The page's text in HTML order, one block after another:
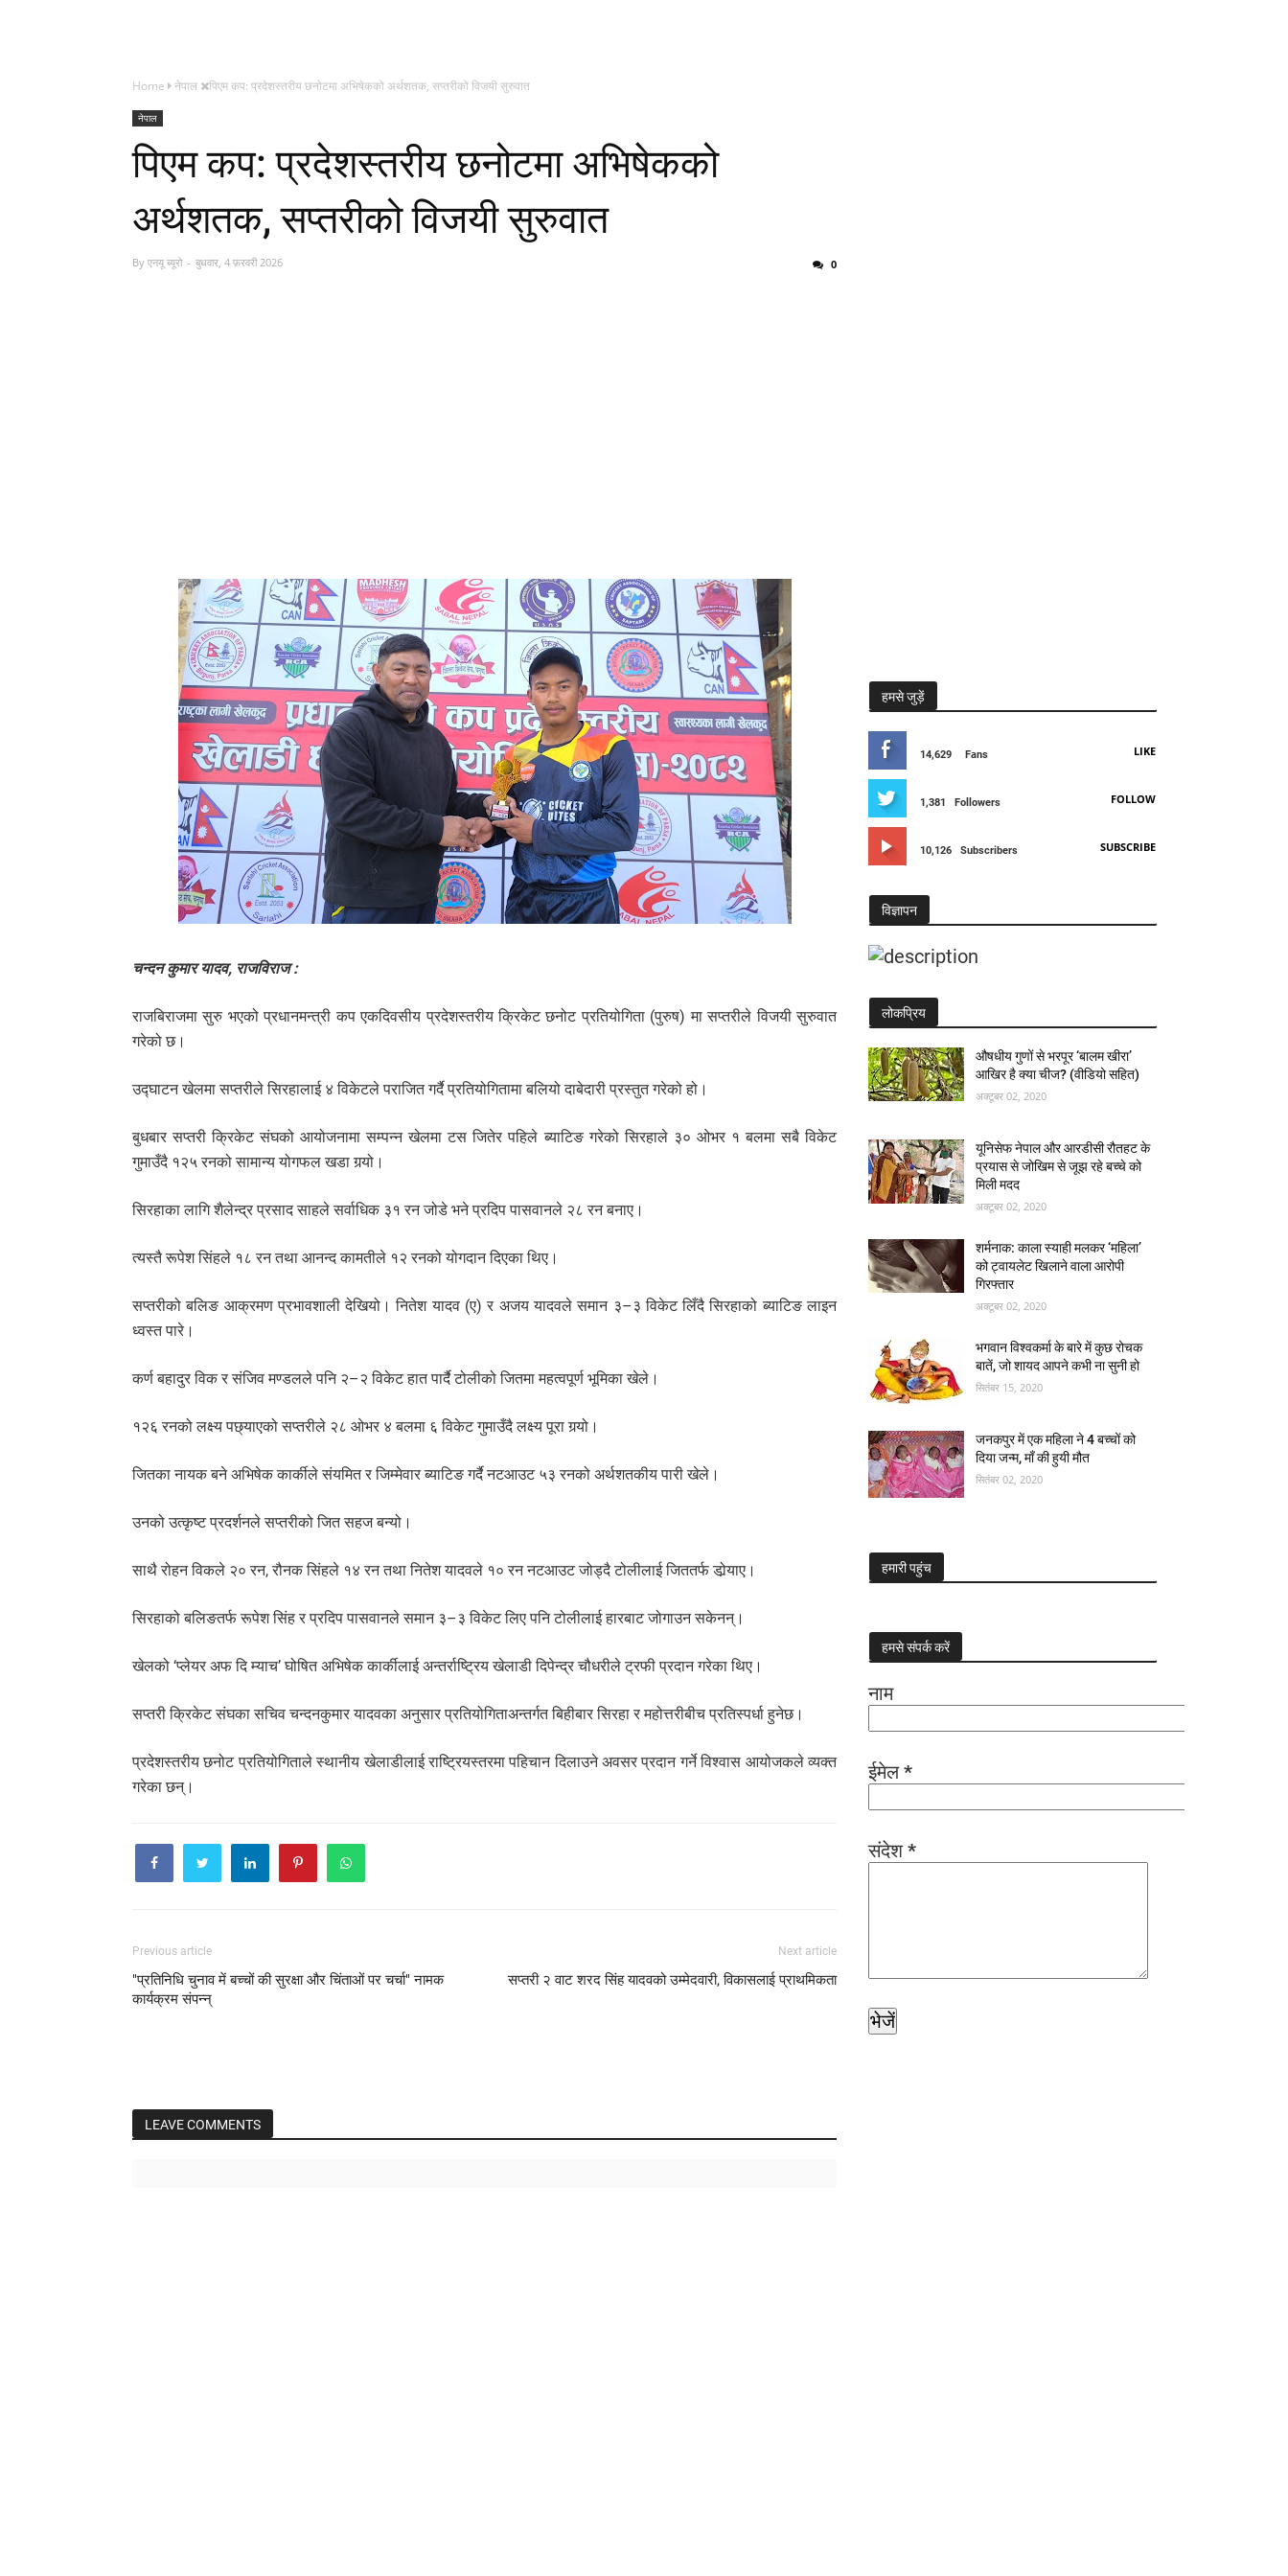
Home नेपाल पिएम कप: प्रदेशस्तरीय छनोटमा अभिषेकको अर्थशतक, सप्तरीको विजयी सुरुवात
नेपाल
पिएम कप: प्रदेशस्तरीय छनोटमा अभिषेकको
अर्थशतक, सप्तरीको विजयी सुरुवात
By एनयू ब्यूरो बुधवार, 4 फ़रवरी 2026 0
चन्दन कुमार यादव, राजविराज :
राजबिराजमा सुरु भएको प्रधानमन्त्री कप एकदिवसीय प्रदेशस्तरीय क्रिकेट छनोट प्रतियोगिता (पुरुष) मा सप्तरीले विजयी सुरुवात
गरेको छ।
उद्घाटन खेलमा सप्तरीले सिरहालाई ४ विकेटले पराजित गर्दै प्रतियोगितामा बलियो दाबेदारी प्रस्तुत गरेको हो।
बुधबार सप्तरी क्रिकेट संघको आयोजनामा सम्पन्न खेलमा टस जितेर पहिले ब्याटिङ गरेको सिरहाले ३० ओभर १ बलमा सबै विकेट
गुमाउँदै १२५ रनको सामान्य योगफल खडा गर्‍यो।
सिरहाका लागि शैलेन्द्र प्रसाद साहले सर्वाधिक ३१ रन जोडे भने प्रदिप पासवानले २८ रन बनाए।
त्यस्तै रूपेश सिंहले १८ रन तथा आनन्द कामतीले १२ रनको योगदान दिएका थिए।
सप्तरीको बलिङ आक्रमण प्रभावशाली देखियो। नितेश यादव (ए) र अजय यादवले समान ३–३ विकेट लिँदै सिरहाको ब्याटिङ लाइन
ध्वस्त पारे।
कर्ण बहादुर विक र संजिव मण्डलले पनि २–२ विकेट हात पार्दै टोलीको जितमा महत्वपूर्ण भूमिका खेले।
१२६ रनको लक्ष्य पछ्याएको सप्तरीले २८ ओभर ४ बलमा ६ विकेट गुमाउँदै लक्ष्य पूरा गर्‍यो।
जितका नायक बने अभिषेक कार्कीले संयमित र जिम्मेवार ब्याटिङ गर्दै नटआउट ५३ रनको अर्थशतकीय पारी खेले।
उनको उत्कृष्ट प्रदर्शनले सप्तरीको जित सहज बन्यो।
साथै रोहन विकले २० रन, रौनक सिंहले १४ रन तथा नितेश यादवले १० रन नटआउट जोड्दै टोलीलाई जिततर्फ डोर्‍याए।
सिरहाको बलिङतर्फ रूपेश सिंह र प्रदिप पासवानले समान ३–३ विकेट लिए पनि टोलीलाई हारबाट जोगाउन सकेनन्।
खेलको ‘प्लेयर अफ दि म्याच’ घोषित अभिषेक कार्कीलाई अन्तर्राष्ट्रिय खेलाडी दिपेन्द्र चौधरीले ट्रफी प्रदान गरेका थिए।
सप्तरी क्रिकेट संघका सचिव चन्दनकुमार यादवका अनुसार प्रतियोगिताअन्तर्गत बिहीबार सिरहा र महोत्तरीबीच प्रतिस्पर्धा हुनेछ।
प्रदेशस्तरीय छनोट प्रतियोगिताले स्थानीय खेलाडीलाई राष्ट्रियस्तरमा पहिचान दिलाउने अवसर प्रदान गर्ने विश्वास आयोजकले व्यक्त
गरेका छन्।
Previous article
"प्रतिनिधि चुनाव में बच्चों की सुरक्षा और चिंताओं पर चर्चा" नामक
कार्यक्रम संपन्न्
Next article
सप्तरी २ वाट शरद सिंह यादवको उम्मेदवारी, विकासलाई प्राथमिकता
LEAVE COMMENTS
हमसे जुड़ें
14,629 Fans LIKE
1,381 Followers FOLLOW
10,126 Subscribers SUBSCRIBE
विज्ञापन
लोकप्रिय
औषधीय गुणों से भरपूर ‘बालम खीरा’
आखिर है क्या चीज? (वीडियो सहित)
अक्टूबर 02, 2020
यूनिसेफ नेपाल और आरडीसी रौतहट के
प्रयास से जोखिम से जूझ रहे बच्चे को
मिली मदद
अक्टूबर 02, 2020
शर्मनाक: काला स्याही मलकर ‘महिला’
को ट्वायलेट खिलाने वाला आरोपी
गिरफ्तार
अक्टूबर 02, 2020
भगवान विश्वकर्मा के बारे में कुछ रोचक
बातें, जो शायद आपने कभी ना सुनी हो
सितंबर 15, 2020
जनकपुर में एक महिला ने 4 बच्चों को
दिया जन्म, माँ की हुयी मौत
सितंबर 02, 2020
हमारी पहुंच
हमसे संपर्क करें
नाम
ईमेल*
संदेश*